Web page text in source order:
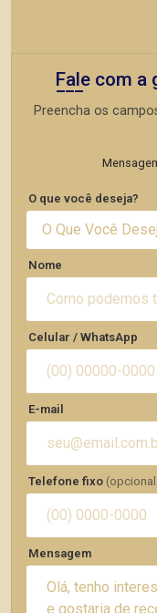
Fale com a
Preencha os
O que você deseja?
O Que Você
Nome
Celular / WhatsApp
E-mail
Telefone fixo
Mensagem